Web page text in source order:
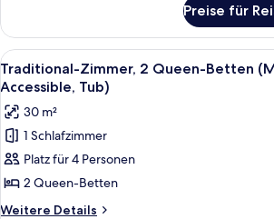
in
Shower)
anzeigen
Zimmer,
1 King-
Bett
(Mobility
Roll-
in
Shower)
Preise für
Alle
Fotos
für
Traditional-
Zimmer,
2 Queen-
Betten
(Mobility/Hearing
Ein
2
Traditional-Zimmer, 2 Queen-Betten
Accessible, Tub)
30 m²
1 Schlafzimmer
Platz für 4 Personen
2 Queen-Betten
Weitere Details
Weitere